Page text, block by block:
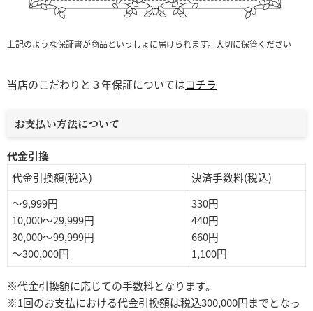
上記のような保証書が商品といっしょに届けられます。大切に保管ください
当店のこだわりと３年保証についてはコチラ
お支払い方法について
代金引換
代金引換額(税込)
決済手数料(税込)
～9,999円
10,000～29,999円
30,000～99,999円
～300,000円
330円
440円
660円
1,100円
※代金引換額に応じての手数料となります。
※1回のお支払における代金引換額は税込300,000円までとなっ